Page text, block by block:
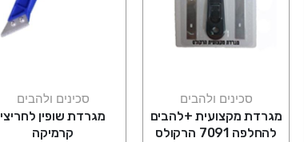
סכינים ולהבים
מגרדת מקצועית +להבים
להחלפה 7091 הרקולס
סכינים ולהבים
מגרדת שופין לחריצי
קרמיקה